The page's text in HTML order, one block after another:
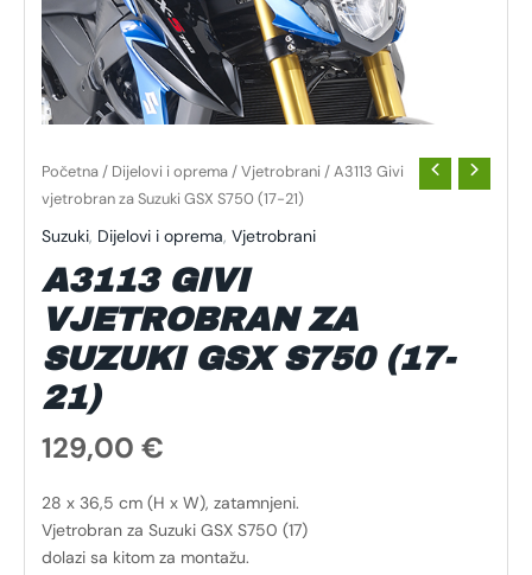
Početna / Dijelovi i oprema /Vjetrobrani / A3113 Givi
vjetrobran za Suzuki GSX S750 (17-21)
Suzuki, Dijelovi i oprema, Vjetrobrani
A3113 GIVI
VJETROBRAN ZA
SUZUKI GSX S750 (17-
21)
129,00 €
28 x 36,5 cm (H x W), zatamnjeni.
Vjetrobran za Suzuki GSX S750 (17)
dolazi sa kitom za montažu.